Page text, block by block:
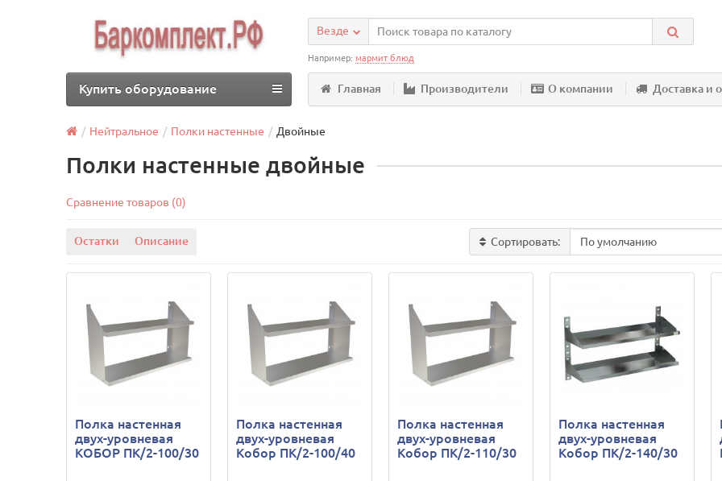
Везде
Например:мармит блюд
Главная Производители О компании Доставка и
Купить оборудование
Нейтральное Полки настенные Двойные
Полки настенные двойные
Сравнение товаров (0)
Остатки Описание Сортировать:
Полка настенная
двух-уровневая
КОБОР ПК/2-100/30
Полка настенная
двух-уровневая
Кобор ПК/2-100/40
Полка настенная
двух-уровневая
Кобор ПК/2-110/30
Полка настенная
двух-уровневая
Кобор ПК/2-140/30